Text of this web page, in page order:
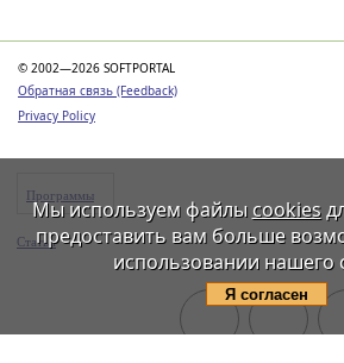
© 2002—2026 SOFTPORTAL
Обратная связь (Feedback)
Privacy Policy
Программы
Статьи
Мы используем файлы cookies
предоставить вам больше
использовании нашего